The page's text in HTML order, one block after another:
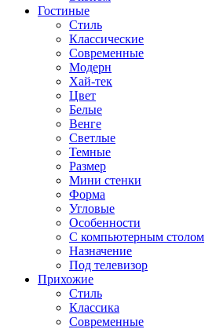
Гостиные
Стиль
Классические
Современные
Модерн
Хай-тек
Цвет
Белые
Венге
Светлые
Темные
Размер
Мини стенки
Форма
Угловые
Особенности
С компьютерным столом
Назначение
Под телевизор
Прихожие
Стиль
Классика
Современные